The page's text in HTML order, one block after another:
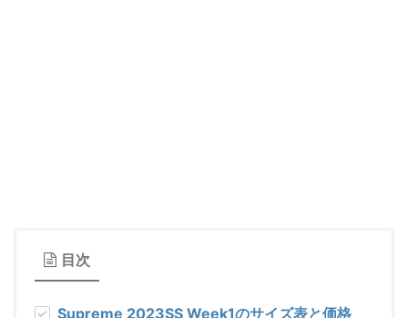
目次
Supreme 2023SS Week1のサイズ表と価格